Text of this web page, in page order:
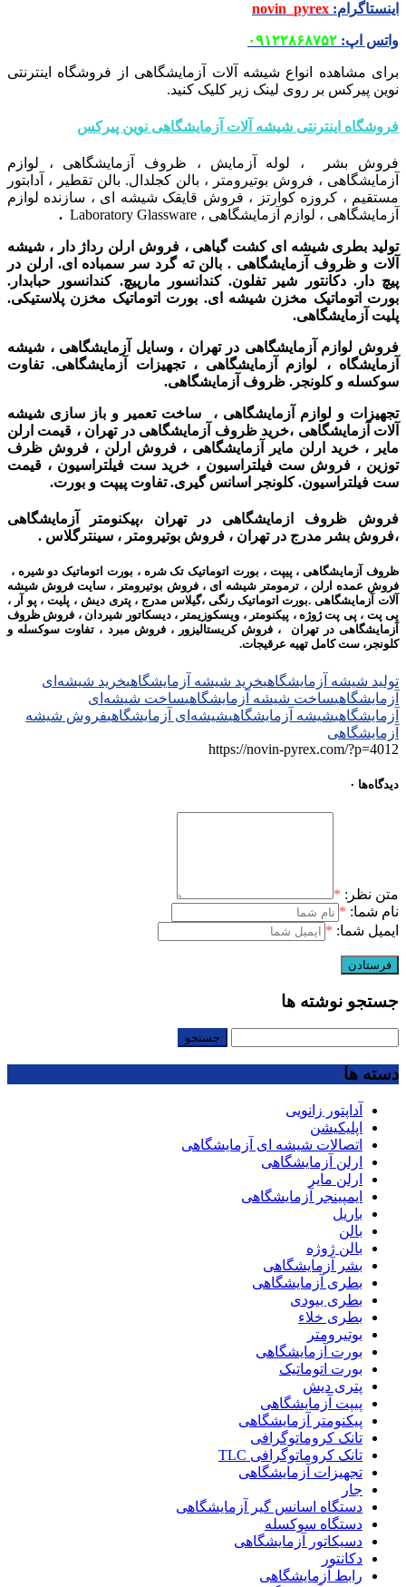
اینستاگرام:
novin_pyrex
واتس اپ: ۰۹۱۲۲۸۶۸۷۵۲
برای مشاهده انواع شیشه آلات آزمایشگاهی از فروشگاه اینترنتی
نوین پیرکس بر روی لینک زیر کلیک کنید.
فروشگاه اینترنتی شیشه آلات آزمایشگاهی نوین پیرکس
فروش بشر ، لوله آزمایش ، ظروف آزمایشگاهی ، لوازم
آزمایشگاهی ، فروش بوتیرومتر ، بالن کجلدال. بالن تقطیر ، آدابتور
مستقیم ، کروزه کوارتز ، فروش قایقک شیشه ای ، سازنده لوازم
آزمایشگاهی ، لوازم آزمایشگاهی ، Laboratory Glassware
.
تولید بطری شیشه ای کشت گیاهی ، فروش ارلن رداژ دار ، شیشه
آلات و ظروف آزمایشگاهی . بالن ته گرد سر سمباده ای. ارلن در
پیچ دار. دکانتور شیر تفلون. کندانسور مارپیچ. کندانسور حبابدار.
بورت اتوماتیک مخزن شیشه ای. بورت اتوماتیک مخزن پلاستیکی.
پلیت آزمایشگاهی.
فروش لوازم آزمایشگاهی در تهران ، وسایل آزمایشگاهی ، شیشه
آزمایشگاه ، لوازم آزمایشگاهی ، تجهیزات آزمایشگاهی. تفاوت
سوکسله و کلونجر. ظروف آزمایشگاهی.
تجهیزات و لوازم آزمایشگاهی ، ساخت تعمیر و باز سازی شیشه
آلات آزمایشگاهی ،خرید ظروف آزمایشگاهی در تهران ، قیمت ارلن
مایر ، خرید ارلن مایر آزمایشگاهی ، فروش ارلن ، فروش ظرف
توزین ، فروش ست فیلتراسیون ، خرید ست فیلتراسیون ، قیمت
ست فیلتراسیون. کلونجر اسانس گیری. تفاوت پیپت و بورت.
فروش ظروف ازمایشگاهی در تهران ،پیکنومتر آزمایشگاهی
،فروش بشر مدرج در تهران ، فروش بوتیرومتر ، سینترگلاس .
ظروف آزمایشگاهی ، پیپت ، بورت اتوماتیک تک شره ، بورت اتوماتیک دو شیره ،
فروش عمده ارلن ، ترمومتر شیشه ای ، فروش بوتیرومتر ، سایت فروش شیشه
آلات آزمایشگاهی .بورت اتوماتیک رنگی ،گیلاس مدرج ، پتری دیش ، پلیت ، پو آر ،
پی پت ، پی پت ژوژه ، پیکنومتر ، ویسکوزیمتر ، دیسکاتور شیردان ، فروش ظروف
آزمایشگاهی در تهران ، فروش کریستالیزور ، فروش مبرد ، تفاوت سوکسله و
کلونجر، ست کامل تهیه عرقیجات.
تولید شیشه آزمایشگاهیخرید شیشه آزمایشگاهیخرید شیشه‌ای
آزمایشگاهیساخت شیشه آزمایشگاهیساخت شیشه‌ای
آزمایشگاهیشیشه آزمایشگاهیشیشه‌ای آزمایشگاهیفروش شیشه
آزمایشگاهی
https://novin-pyrex.com/?p=4012
دیدگاه‌ها ۰
متن نظر: *
نام شما: *
ایمیل شما: *
جستجو نوشته ها
دسته ها
آداپتور زانویی
اپلیکیشن
اتصالات شیشه ای آزمایشگاهی
ارلن آزمایشگاهی
ارلن مایر
ایمپینجر آزمایشگاهی
باریل
بالن
بالن ژوژه
بشر آزمایشگاهی
بطری آزمایشگاهی
بطری بیودی
بطری خلاء
بوتیرومتر
بورت آزمایشگاهی
بورت اتوماتیک
پتری دیش
پیپت آزمایشگاهی
پیکنومتر آزمایشگاهی
تانک کروماتوگرافی
تانک کروماتوگرافی TLC
تجهیزات آزمایشگاهی
جار
دستگاه اسانس گیر آزمایشگاهی
دستگاه سوکسله
دسیکاتور آزمایشگاهی
دکانتور
رابط آزمایشگاهی